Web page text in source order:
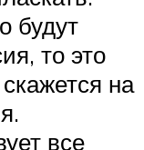
будут
то это
на
все